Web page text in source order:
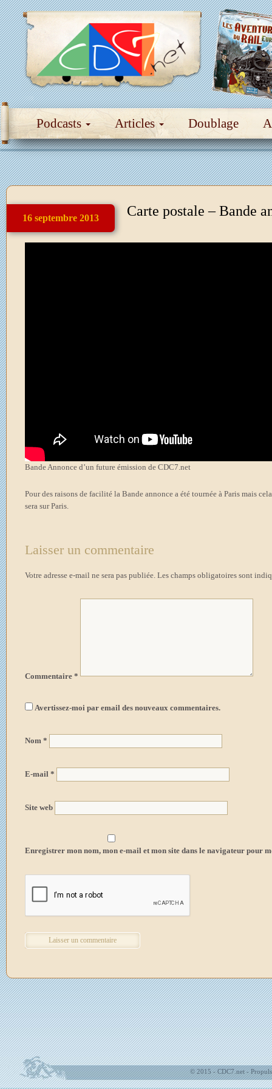
Podcasts Articles Doublage
16 septembre 2013 Carte postale – Bande
Bande Annonce d’un future émission de CDC7.net
Pour des raisons de facilité la Bande annonce a été tournée à Paris mais
sera sur Paris.
Laisser un commentaire
Votre adresse e-mail ne sera pas publiée. Les champs obligatoires sont
Commentaire *
Avertissez-moi par email des nouveaux commentaires.
Nom *
E-mail *
Site web
Enregistrer mon nom, mon e-mail et mon site dans le navigateur pour
© 2015 - CDC7.net -